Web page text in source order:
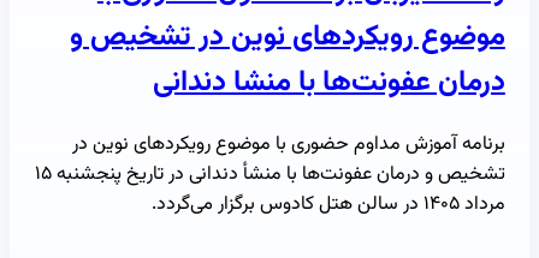
موضوع رویکردهای نوین در تشخیص و
درمان عفونت‌ها با منشا دندانی
برنامه آموزش مداوم حضوری با موضوع رویکردهای نوین در
تشخیص و درمان عفونت‌ها با منشأ دندانی در تاریخ پنجشنبه ۱۵
مرداد ۱۴۰۵ در سالن هتل کادوس برگزار می‌گردد.